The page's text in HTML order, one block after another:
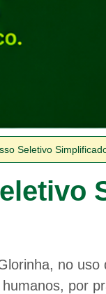
Seletivo
no
por